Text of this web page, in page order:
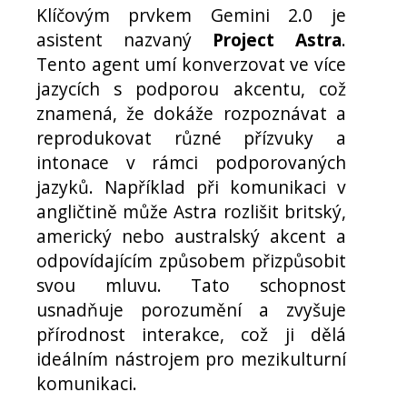
Klíčovým prvkem Gemini 2.0 je
asistent nazvaný Project Astra.
Tento agent umí konverzovat ve více
jazycích s podporou akcentu, což
znamená, že dokáže rozpoznávat a
reprodukovat různé přízvuky a
intonace v rámci podporovaných
jazyků. Například při komunikaci v
angličtině může Astra rozlišit britský,
americký nebo australský akcent a
odpovídajícím způsobem přizpůsobit
svou mluvu. Tato schopnost
usnadňuje porozumění a zvyšuje
přírodnost interakce, což ji dělá
ideálním nástrojem pro mezikulturní
komunikaci.